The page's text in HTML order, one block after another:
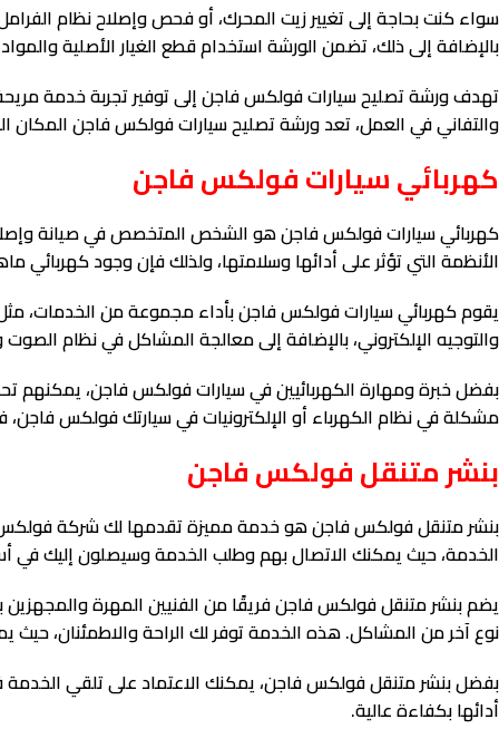
سواء كنت بحاجة إلى تغيير زيت المحرك، أو فحص وإصلاح نظام
بالإضافة إلى ذلك، تضمن الورشة استخدام قطع الغيار الأصلية
تهدف ورشة تصليح سيارات فولكس فاجن إلى توفير تجربة خدمة مريحة
والتفاني في العمل، تعد ورشة تصليح سيارات فولكس فاجن
كهربائي سيارات فولكس فاجن
كهربائي سيارات فولكس فاجن هو الشخص المتخصص في صيانة وإصلاح
الأنظمة التي تؤثر على أدائها وسلامتها، ولذلك فإن وجود
يقوم كهربائي سيارات فولكس فاجن بأداء مجموعة من الخدمات،
والتوجيه الإلكتروني، بالإضافة إلى معالجة المشاكل في نظام الصوت
بفضل خبرة ومهارة الكهربائيين في سيارات فولكس فاجن، يمكنهم
مشكلة في نظام الكهرباء أو الإلكترونيات في سيارتك فولكس
بنشر متنقل فولكس فاجن
بنشر متنقل فولكس فاجن هو خدمة مميزة تقدمها لك شركة فولكس
الخدمة، حيث يمكنك الاتصال بهم وطلب الخدمة وسيصلون إليك
يضم بنشر متنقل فولكس فاجن فريقًا من الفنيين المهرة والمجهزين
نوع آخر من المشاكل. هذه الخدمة توفر لك الراحة والاطمئنان،
بفضل بنشر متنقل فولكس فاجن، يمكنك الاعتماد على تلقي الخدمة
أدائها بكفاءة عالية.